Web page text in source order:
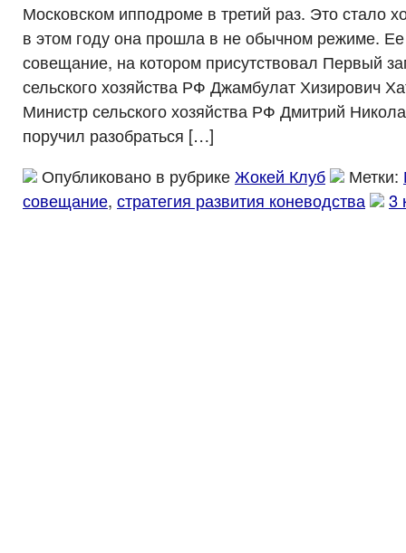
Московском ипподроме в третий раз. Это стало
в этом году она прошла в не обычном режиме.
совещание, на котором присутствовал Первый
сельского хозяйства РФ Джамбулат Хизирович
Министр сельского хозяйства РФ Дмитрий
поручил разобраться […]
Опубликовано в рубрике Жокей Клуб Метки:
совещание, стратегия развития коневодства 3